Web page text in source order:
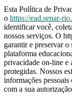
Esta Política de
o https://ead.senar-
identificar você,
nossos serviços. O
garantir e preservar
plataforma
privacidade on-line e
protegidas. Nossos
informações
com a sua